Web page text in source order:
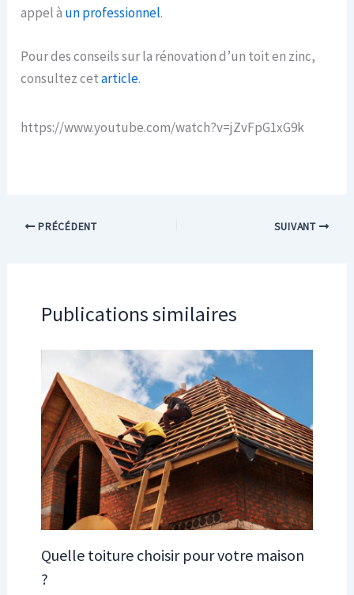
appel à un professionnel.
Pour des conseils sur la rénovation d’un toit en zinc,
consultez cetarticle.
https://www.youtube.com/watch?v=jZvFpG1xG9k
PRÉCÉDENT SUIVANT
Publications similaires
Quelle toiture choisir pour votre maison
?